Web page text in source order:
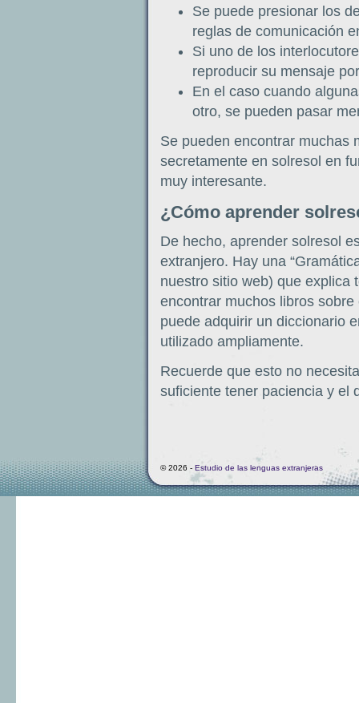
Se puede presionar los
reglas de comunicación
Si uno de los
reproducir su mensaje
En el caso cuando
otro, se pueden pasar
Se pueden encontrar muchas
secretamente en solresol en
muy interesante.
¿Cómo aprender
De hecho, aprender solresol
extranjero. Hay una
nuestro sitio web) que explica
encontrar muchos libros
puede adquirir un diccionario
utilizado ampliamente.
Recuerde que esto no
suficiente tener paciencia y el
© 2026 - Estudio de las lenguas extranjeras